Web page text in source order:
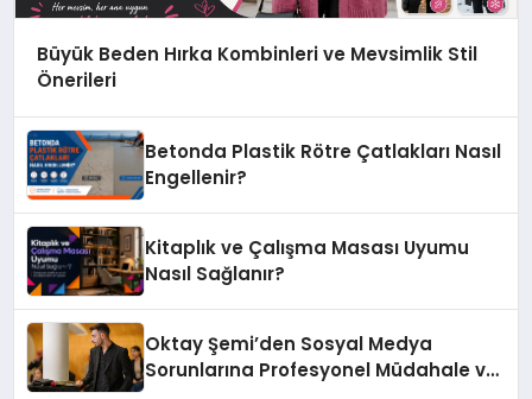
Büyük Beden Hırka Kombinleri ve Mevsimlik Stil
Önerileri
Betonda Plastik Rötre Çatlakları Nasıl
Engellenir?
Kitaplık ve Çalışma Masası Uyumu
Nasıl Sağlanır?
Oktay Şemi’den Sosyal Medya
Sorunlarına Profesyonel Müdahale ve